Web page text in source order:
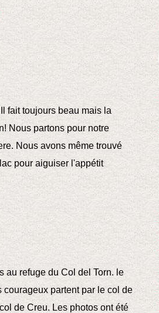
fait toujours beau mais la
Nous partons pour notre
Nous avons même trouvé
pour aiguiser l'appétit
au refuge du Col del Torn. le
partent par le col de
de Creu. Les photos ont été